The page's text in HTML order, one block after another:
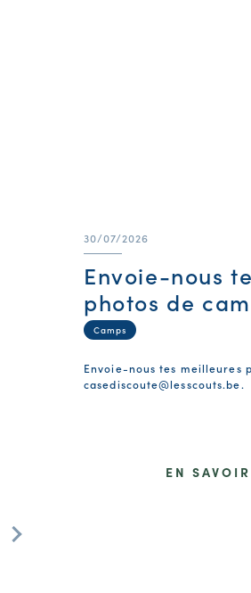
30/07/2026
Envoie-nous
photos de
Camps
Envoie-nous tes meilleures
casediscoute@lesscouts.be.
EN